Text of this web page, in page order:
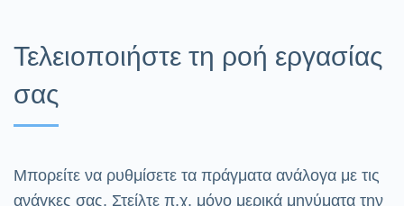
Τελειοποιήστε τη ροή εργασίας
σας
Μπορείτε να ρυθμίσετε τα πράγματα ανάλογα με τις
ανάγκες σας. Στείλτε π.χ. μόνο μερικά μηνύματα την